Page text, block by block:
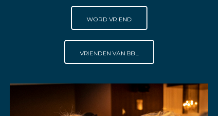
WORD VRIEND
VRIENDEN VAN BBL